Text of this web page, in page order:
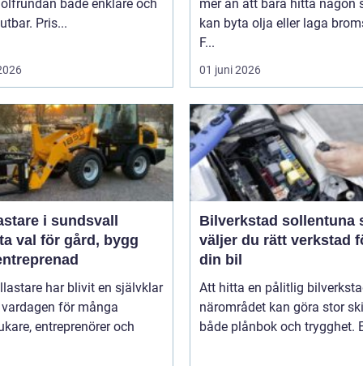
både enklare och
Pris...
mer än att bara hitta någon
kan byta olja eller laga
F...
01 juni 2026
i sundsvall
val för gård, bygg
har blivit en självklar
för många
entreprenörer och
Bilverkstad sollentuna så
väljer du rätt verkstad
din bil
Att hitta en pålitlig
närområdet kan göra stor
både plånbok och trygghet.